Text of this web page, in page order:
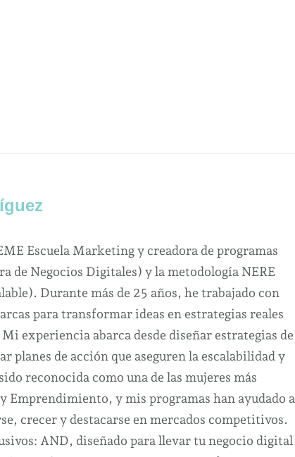
Escuela Marketing y creadora de programas
de Negocios Digitales) y la metodología NERE
Durante más de 25 años, he trabajado con
para transformar ideas en estrategias reales
experiencia abarca desde diseñar estrategias de
planes de acción que aseguren la escalabilidad y
reconocida como una de las mujeres más
y mis programas han ayudado a
crecer y destacarse en mercados competitivos.
AND, diseñado para llevar tu negocio digital